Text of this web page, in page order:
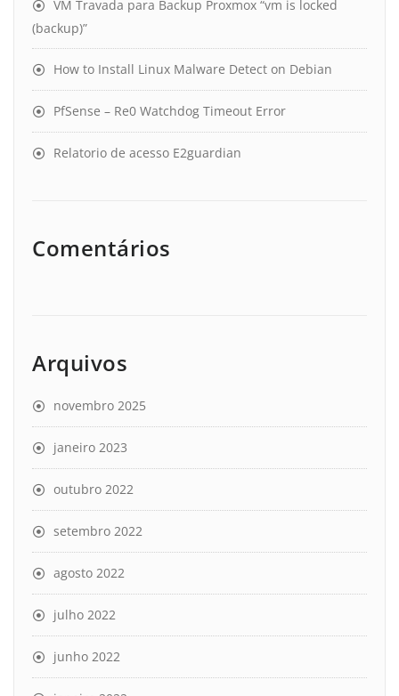
VM Travada para Backup Proxmox “vm is locked
(backup)”
How to Install Linux Malware Detect on Debian
PfSense – Re0 Watchdog Timeout Error
Relatorio de acesso E2guardian
Comentários
Arquivos
novembro 2025
janeiro 2023
outubro 2022
setembro 2022
agosto 2022
julho 2022
junho 2022